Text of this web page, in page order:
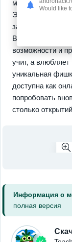
мини-игр,
Эти игры
заставляют
Вдобавок,
возможности и
учит, а
уникальная
доступна как
попробовать
столько
Информация о
полная версия
Would like